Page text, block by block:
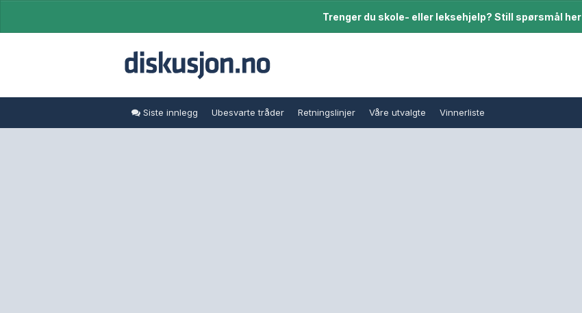
Trenger du skole- eller leksehjelp? Still spørsmål her
Siste innlegg Ubesvarte tråder Retningslinjer Våre utvalgte Vinnerliste